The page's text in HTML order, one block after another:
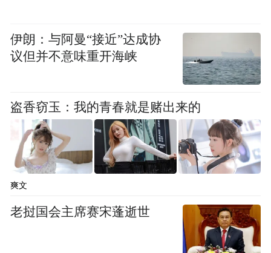
伊朗：与阿曼“接近”达成协
议但并不意味重开海峡
盗香窃玉：我的青春就是赌出来的
爽文
老挝国会主席赛宋蓬逝世